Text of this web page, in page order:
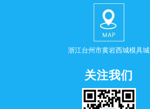
浙江台州市黄岩西城模具城
关注我们